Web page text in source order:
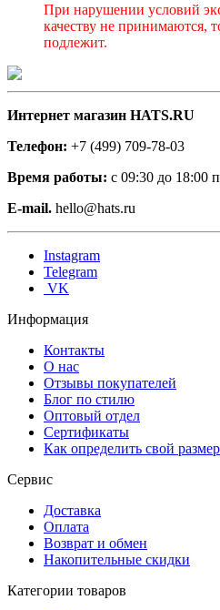
При нарушении условий
качеству не принимаются,
подлежит.
Интернет магазин HATS.RU
Телефон: +7 (499) 709-78-03
Время работы: с 09:30 до 18:00
E-mail. hello@hats.ru
Instagram
Telegram
VK
Информация
Контакты
О нас
Отзывы покупателей
Блог по стилю
Оптовый отдел
Сертификаты
Как определить свой
Сервис
Доставка
Оплата
Возврат и обмен
Накопительные скидки
Категории товаров